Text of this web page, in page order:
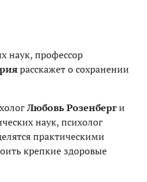
наук, профессор
расскажет о сохранении
Любовь Розенберги
наук, психолог
практическими
крепкие здоровые